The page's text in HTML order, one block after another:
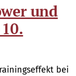
und
bei